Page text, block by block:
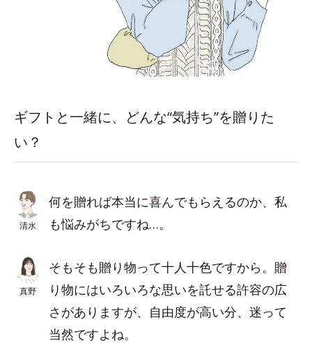
ギフトと一緒に、どんな“気持ち”を贈りた
い？
清水
何を贈れば本当に喜んでもらえるのか、私
も悩みがちですね…。
真野
そもそも贈り物って十人十色ですから。贈
り物にはいろいろな思いを託せる許容の広
さがありますが、自由度が高い分、迷って
当然ですよね。